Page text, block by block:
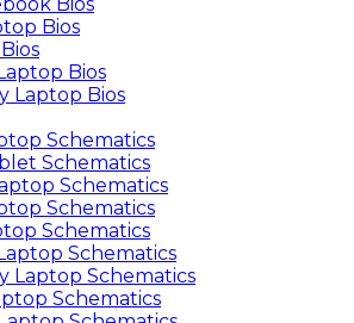
Bios
Bios
Laptop Bios
Schematics
Schematics
Schematics
Schematics
Schematics
Schematics
Laptop Schematics
Schematics